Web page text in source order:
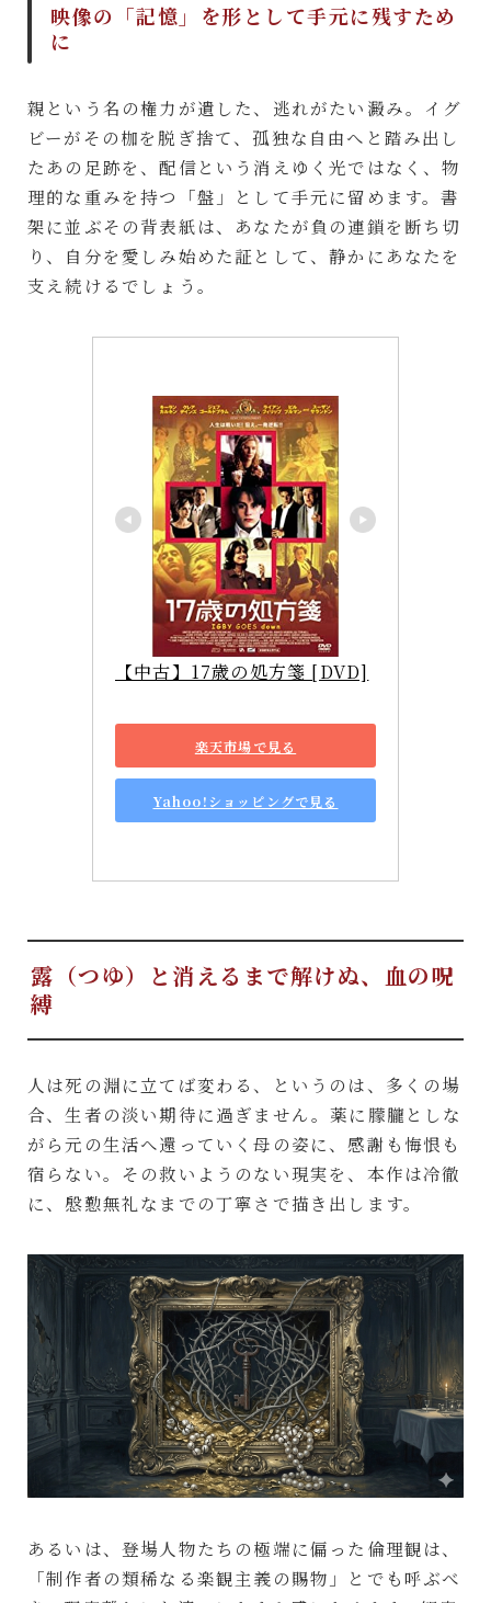
映像の「記憶」を形として手元に残すため
に
親という名の権力が遺した、逃れがたい澱み。イグ
ビーがその枷を脱ぎ捨て、孤独な自由へと踏み出し
たあの足跡を、配信という消えゆく光ではなく、物
理的な重みを持つ「盤」として手元に留めます。書
架に並ぶその背表紙は、あなたが負の連鎖を断ち切
り、自分を愛しみ始めた証として、静かにあなたを
支え続けるでしょう。
【中古】17歳の処方箋 [DVD]
楽天市場で見る
Yahoo!ショッピングで見る
露（つゆ）と消えるまで解けぬ、血の呪
縛
人は死の淵に立てば変わる、というのは、多くの場
合、生者の淡い期待に過ぎません。薬に朦朧としな
がら元の生活へ還っていく母の姿に、感謝も悔恨も
宿らない。その救いようのない現実を、本作は冷徹
に、慇懃無礼なまでの丁寧さで描き出します。
あるいは、登場人物たちの極端に偏った倫理観は、
「制作者の類稀なる楽観主義の賜物」とでも呼ぶべ